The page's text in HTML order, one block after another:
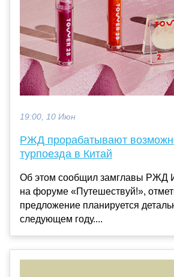
19:00, 10 Июн
РЖД прорабатывают
турпоезда в Китай
Об этом сообщил замглавы РЖД
на форуме «Путешествуй!»,
предложение планируется
следующем году....